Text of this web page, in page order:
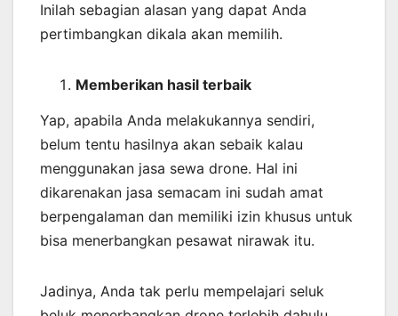
Inilah sebagian alasan yang dapat Anda
pertimbangkan dikala akan memilih.
Memberikan hasil terbaik
Yap, apabila Anda melakukannya sendiri,
belum tentu hasilnya akan sebaik kalau
menggunakan jasa sewa drone. Hal ini
dikarenakan jasa semacam ini sudah amat
berpengalaman dan memiliki izin khusus untuk
bisa menerbangkan pesawat nirawak itu.
Jadinya, Anda tak perlu mempelajari seluk